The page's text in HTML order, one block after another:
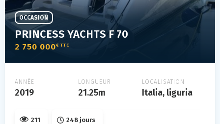
PRINCESS YACHTS F 70
2 750 000€ TTC
OCCASION
ANNÉE
2019
LONGUEUR
21.25m
LOCALISATION
Italia, liguria
211 248 jours